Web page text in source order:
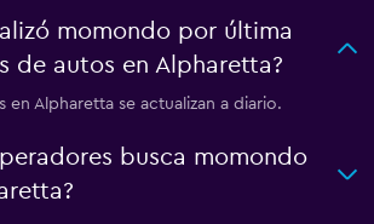
momondo por última
de autos en Alpharetta?
en Alpharetta se actualizan a diario.
busca momondo